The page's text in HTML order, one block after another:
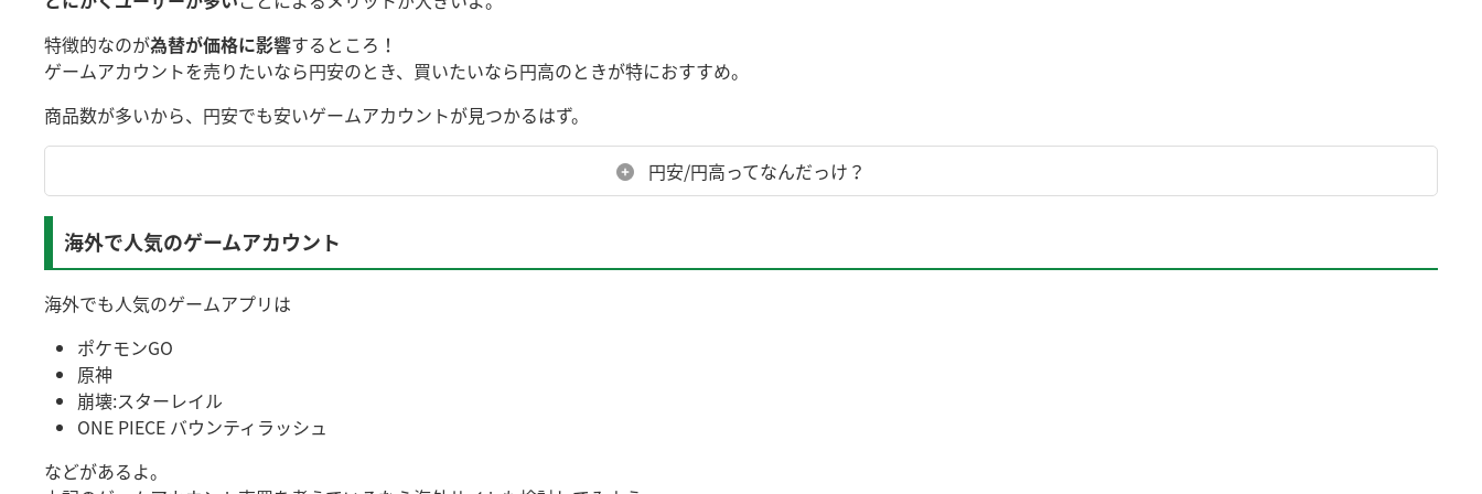
特徴的なのが為替が価格に影響するところ！
ゲームアカウントを売りたいなら円安のとき、買いたいなら円高のときが特におすすめ。
商品数が多いから、円安でも安いゲームアカウントが見つかるはず。
円安/円高ってなんだっけ？
海外で人気のゲームアカウント
海外でも人気のゲームアプリは
ポケモンGO
原神
崩壊:スターレイル
ONE PIECE バウンティラッシュ
などがあるよ。